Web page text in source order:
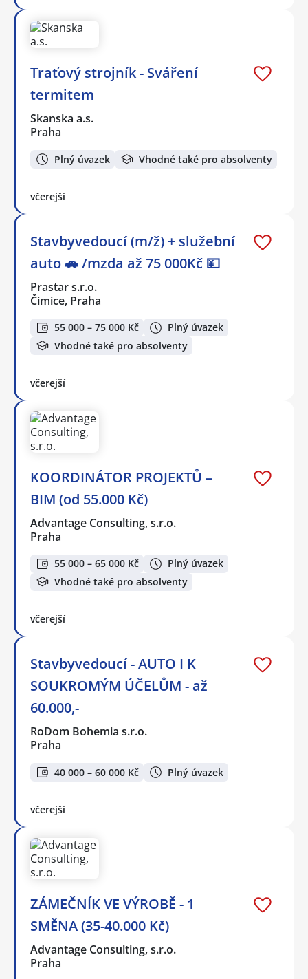
Traťový strojník - Sváření
termitem
Skanska a.s.
Praha
Plný úvazek Vhodné také pro absolventy
včerejší
Stavbyvedoucí (m/ž) + služební
auto 🚗 /mzda až 75 000Kč 💴
Prastar s.r.o.
Čimice, Praha
55 000 – 75 000 Kč
Plný úvazek
Vhodné také pro absolventy
včerejší
KOORDINÁTOR PROJEKTŮ –
BIM (od 55.000 Kč)
Advantage Consulting, s.r.o.
Praha
55 000 – 65 000 Kč
Plný úvazek
Vhodné také pro absolventy
včerejší
Stavbyvedoucí - AUTO I K
SOUKROMÝM ÚČELŮM - až
60.000,-
RoDom Bohemia s.r.o.
Praha
40 000 – 60 000 Kč Plný úvazek
včerejší
ZÁMEČNÍK VE VÝROBĚ - 1
SMĚNA (35-40.000 Kč)
Advantage Consulting, s.r.o.
Praha